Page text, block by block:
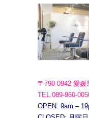
〒790-0942 愛媛
TEL.089-960-
OPEN: 9am –